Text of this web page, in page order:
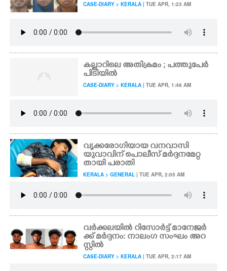
CASE-DIARY > KERALA | TUE APR, 1:23 AM
കല്ലാറിലെ അതിക്രമം ; പത്തുപേർ
പിടിയിൽ
CASE-DIARY > KERALA | TUE APR, 1:48 AM
വൃക്കരോഗിയായ വനവാസി
യുവാവിന് പൊലീസ് മർദ്ദനമേറ്റ
തായി പരാതി
KERALA > GENERAL | TUE APR, 2:05 AM
വർക്കലയിൽ റിസോർട്ട് മാനേജർ
ക്ക് മർദ്ദനം: നാലംഗ സംഘം അറ
സ്റ്റിൽ
CASE-DIARY > KERALA | TUE APR, 2:17 AM